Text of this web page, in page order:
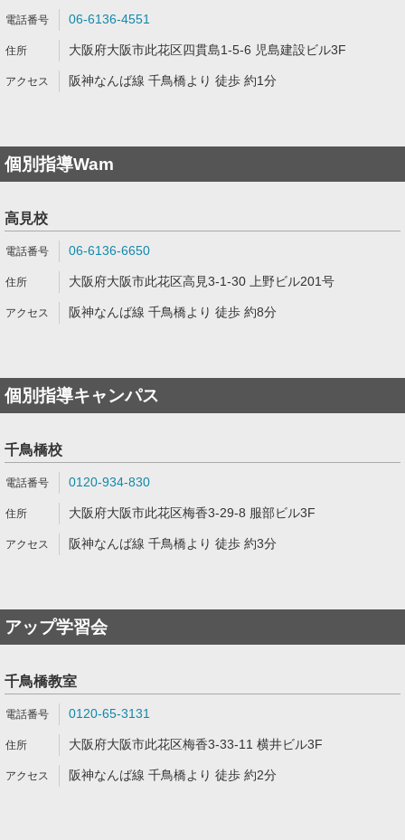
06-6136-4551
大阪府大阪市此花区四貫島1-5-6 児島建設ビル3F
阪神なんば線 千鳥橋より 徒歩 約1分
個別指導Wam
高見校
06-6136-6650
大阪府大阪市此花区高見3-1-30 上野ビル201号
阪神なんば線 千鳥橋より 徒歩 約8分
個別指導キャンパス
千鳥橋校
0120-934-830
大阪府大阪市此花区梅香3-29-8 服部ビル3F
阪神なんば線 千鳥橋より 徒歩 約3分
アップ学習会
千鳥橋教室
0120-65-3131
大阪府大阪市此花区梅香3-33-11 横井ビル3F
阪神なんば線 千鳥橋より 徒歩 約2分